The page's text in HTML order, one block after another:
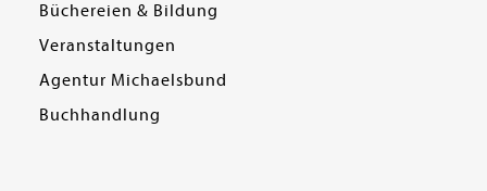
Büchereien & Bildung
Veranstaltungen
Agentur Michaelsbund
Buchhandlung